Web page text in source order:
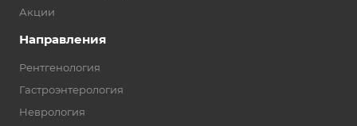
Акции
Направления
Рентгенология
Гастроэнтерология
Неврология